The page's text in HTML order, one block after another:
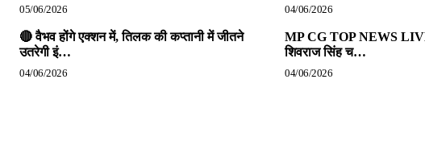
05/06/2026 04/06/2026
🔴 वैभव होंगे एक्शन में, तिलक की कप्तानी में जीतने
उतरेगी इं…
04/06/2026
MP CG TOP NEWS
शिवराज सिंह च…
04/06/2026